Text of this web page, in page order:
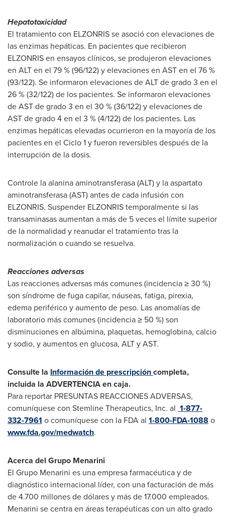
Hepatotoxicidad
El tratamiento con ELZONRIS se asoció con elevaciones de
las enzimas hepáticas. En pacientes que recibieron
ELZONRIS en ensayos clínicos, se produjeron elevaciones
en ALT en el 79 % (96/122) y elevaciones en AST en el 76 %
(93/122). Se informaron elevaciones de ALT de grado 3 en el
26 % (32/122) de los pacientes. Se informaron elevaciones
deAST degrado 3 en el 30 % (36/122) y elevaciones de
AST degrado 4 en el 3 % (4/122) de los pacientes. Las
enzimas hepáticas elevadas ocurrieron en la mayoría de los
pacientes en el Ciclo 1 y fueron reversibles después de la
interrupción de la dosis.
Controle la alanina aminotransferasa (ALT) y la aspartato
aminotransferasa (AST) antes de cada infusión con
ELZONRIS. Suspender ELZONRIS temporalmente si las
transaminasas aumentan a más de 5 veces el límite superior
de la normalidad y reanudar el tratamiento tras la
normalización o cuando se resuelva.
Reacciones adversas
Las reacciones adversas más comunes (incidencia ≥ 30 %)
son síndrome de fuga capilar, náuseas, fatiga, pirexia,
edema periférico y aumento de peso. Las anomalías de
laboratorio más comunes (incidencia ≥ 50 %) son
disminuciones en albúmina, plaquetas, hemoglobina, calcio
y sodio, y aumentos en glucosa, ALT y AST.
Consulte la Información de prescripcióncompleta,
incluida la ADVERTENCIA en caja.
Para reportar PRESUNTAS REACCIONES ADVERSAS,
comuníquese con Stemline Therapeutics, Inc. al 1-877-
332-7961 o comuníquese con la FDA al 1-800-FDA-1088 o
www.fda.gov/medwatch.
Acerca del Grupo Menarini
El Grupo Menarini es una empresa farmacéutica y de
diagnóstico internacional líder, con una facturación de más
de 4.700 millones de dólares y más de 17.000 empleados.
Menarini se centra en áreas terapéuticas con un alto grado